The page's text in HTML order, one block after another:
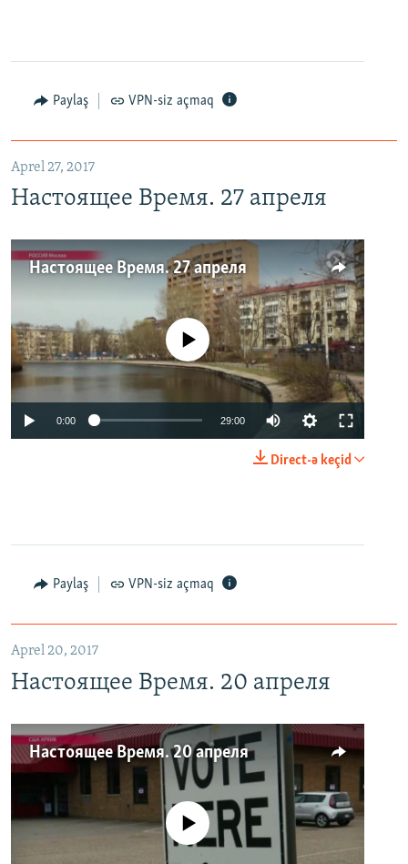
Paylaş VPN-siz açmaq
Aprel 27, 2017
Настоящее Время. 27 апреля
Настоящее Время. 27 апреля
No media source currently available
0:00 29:00
Direct-ə keçid
Paylaş VPN-siz açmaq
Aprel 20, 2017
Настоящее Время. 20 апреля
Настоящее Время. 20 апреля
No media source currently available